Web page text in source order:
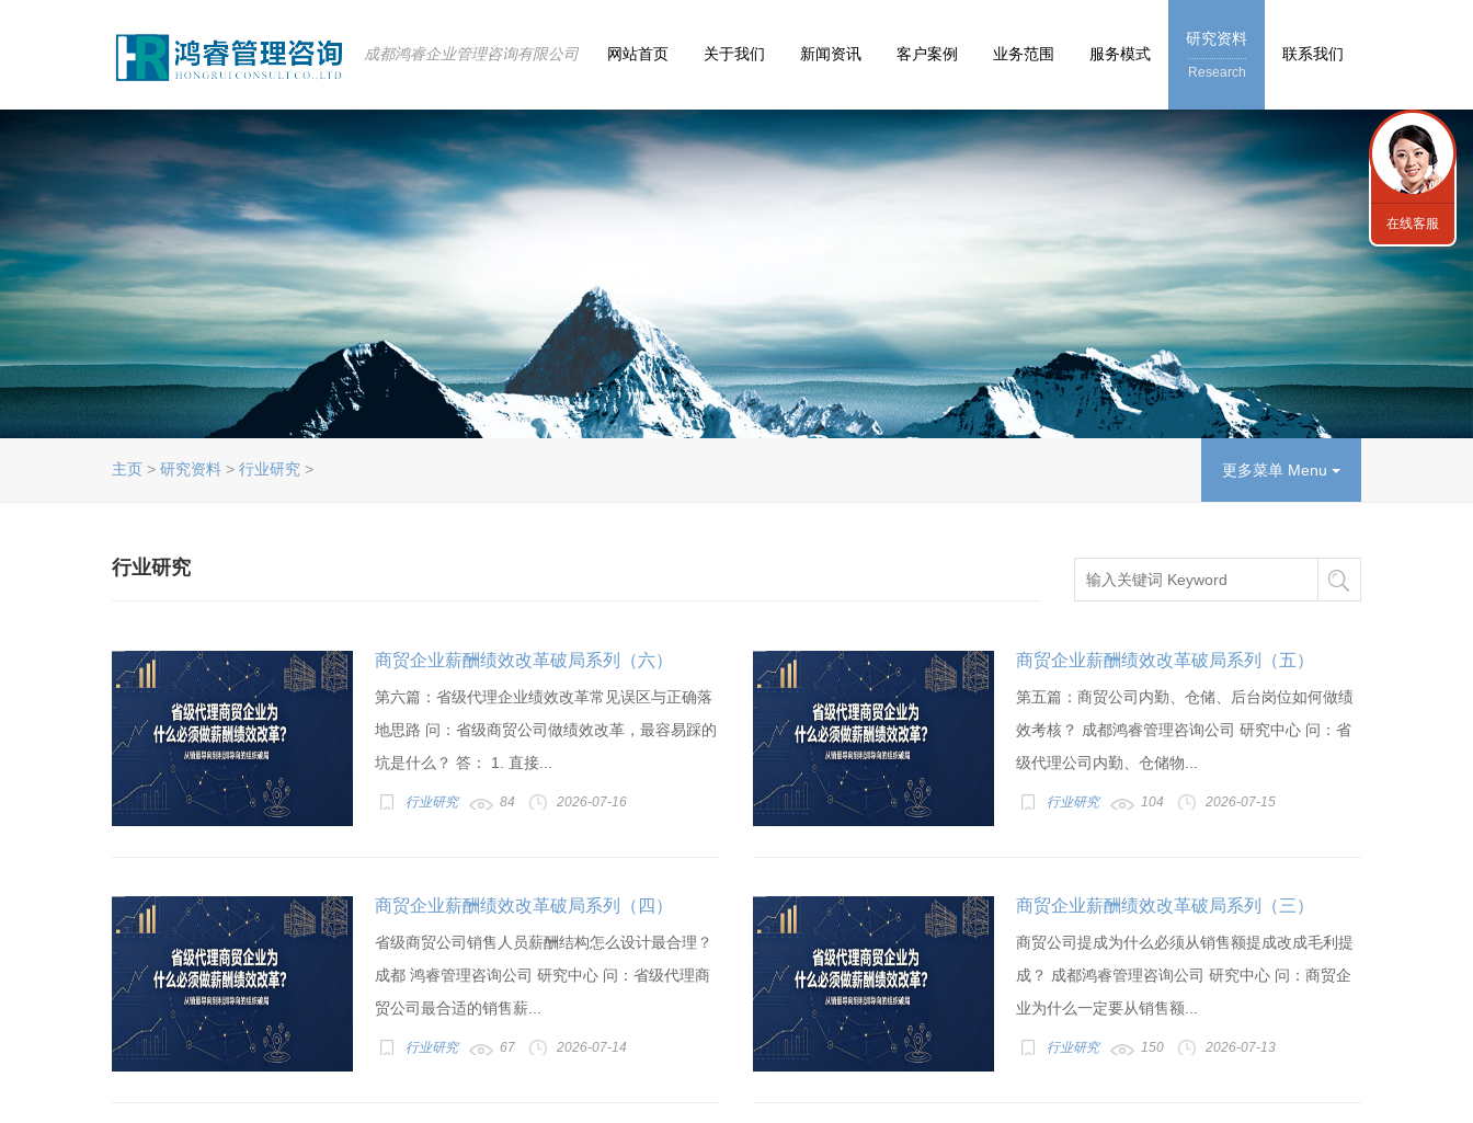
成都鸿睿企业管理咨询有限公司 网站首页 关于我们 新闻资讯 客户案例 业务范围 服务模式
研究资料
Research
联系我们
更多菜单 Menu
主页 > 研究资料 > 行业研究 >
行业研究
商贸企业薪酬绩效改革破局系列（六）
第六篇：省级代理企业绩效改革常见误区与正确落
地思路 问：省级商贸公司做绩效改革，最容易踩的
坑是什么？ 答： 1. 直接...
行业研究 84 2026-07-16
商贸企业薪酬绩效改革破局系列（五）
第五篇：商贸公司内勤、仓储、后台岗位如何做绩
效考核？ 成都鸿睿管理咨询公司 研究中心 问：省
级代理公司内勤、仓储物...
行业研究 104 2026-07-15
商贸企业薪酬绩效改革破局系列（四）
省级商贸公司销售人员薪酬结构怎么设计最合理？
成都 鸿睿管理咨询公司 研究中心 问：省级代理商
贸公司最合适的销售薪...
行业研究 67 2026-07-14
商贸企业薪酬绩效改革破局系列（三）
商贸公司提成为什么必须从销售额提成改成毛利提
成？ 成都鸿睿管理咨询公司 研究中心 问：商贸企
业为什么一定要从销售额...
行业研究 150 2026-07-13
在线客服